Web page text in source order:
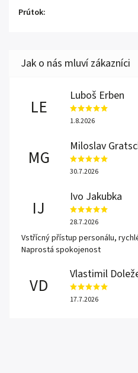
Prútok:
LE
Luboš Erben
1.8.2026
MG
Miloslav
30.7.2026
IJ
Ivo Jakubka
28.7.2026
Vstřícný přístup personálu,
Naprostá spokojenost
VD
Vlastimil
17.7.2026